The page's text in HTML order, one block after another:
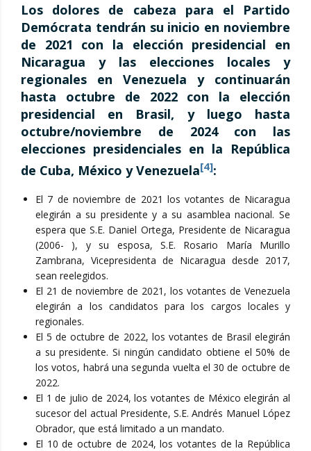
Los dolores de cabeza para el Partido
Demócrata tendrán su inicio en noviembre
de 2021 con la elección presidencial en
Nicaragua y las elecciones locales y
regionales en Venezuela y continuarán
hasta octubre de 2022 con la elección
presidencial en Brasil, y luego hasta
octubre/noviembre de 2024 con las
elecciones presidenciales en la República
de Cuba, México y Venezuela[4]:
El 7 de noviembre de 2021 los votantes de Nicaragua
elegirán a su presidente y a su asamblea nacional. Se
espera que S.E. Daniel Ortega, Presidente de Nicaragua
(2006- ), y su esposa, S.E. Rosario María Murillo
Zambrana, Vicepresidenta de Nicaragua desde 2017,
sean reelegidos.
El 21 de noviembre de 2021, los votantes de Venezuela
elegirán a los candidatos para los cargos locales y
regionales.
El 5 de octubre de 2022, los votantes de Brasil elegirán
a su presidente. Si ningún candidato obtiene el 50% de
los votos, habrá una segunda vuelta el 30 de octubre de
2022.
El 1 de julio de 2024, los votantes de México elegirán al
sucesor del actual Presidente, S.E. Andrés Manuel López
Obrador, que está limitado a un mandato.
El 10 de octubre de 2024, los votantes de la República